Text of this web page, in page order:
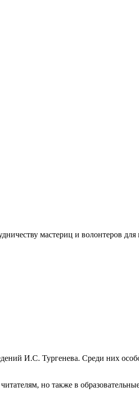
мастериц и волонтеров
И.С. Тургенева. Среди них
но также в